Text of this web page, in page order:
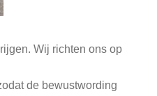
Wij richten ons op
de bewustwording